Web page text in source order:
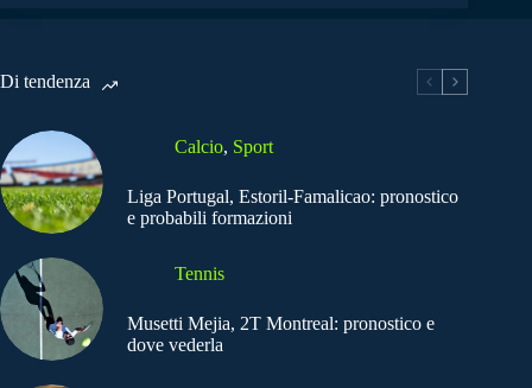
Di tendenza
Calcio, Sport
Liga Portugal, Estoril-Famalicao: pronostico
e probabili formazioni
Tennis
Musetti Mejia, 2T Montreal: pronostico e
dove vederla